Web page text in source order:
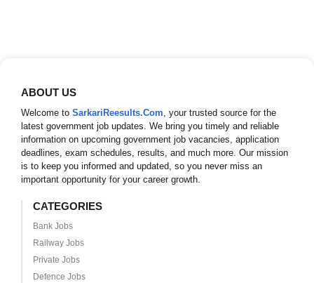
ABOUT US
Welcome to SarkariReesults.Com, your trusted source for the
latest government job updates. We bring you timely and reliable
information on upcoming government job vacancies, application
deadlines, exam schedules, results, and much more. Our mission
is to keep you informed and updated, so you never miss an
important opportunity for your career growth.
CATEGORIES
Bank Jobs
Railway Jobs
Private Jobs
Defence Jobs